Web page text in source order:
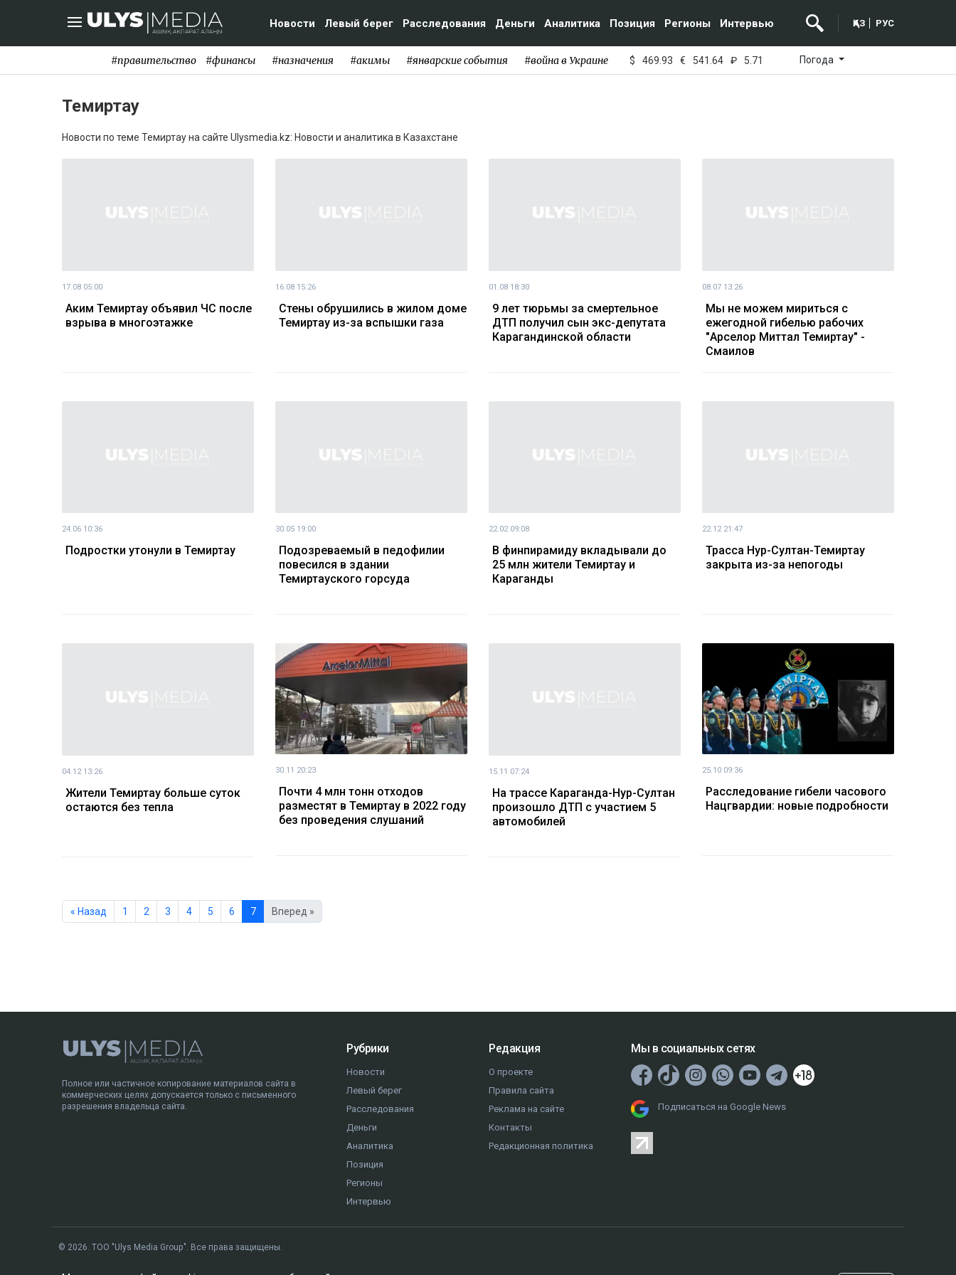
Новости Левый берег Расследования Деньги Аналитика Позиция Регионы Интервью ҚАЗ РУС
#правительство #финансы #назначения #акимы #январские события #война в Украине $ 469.93 € 541.64 ₽ 5.71 Погода
Темиртау
Новости по теме Темиртау на сайте Ulysmedia.kz: Новости и аналитика в Казахстане
17.08 05:00
Аким Темиртау объявил ЧС после
взрыва в многоэтажке
16.08 15:26
Стены обрушились в жилом доме
Темиртау из-за вспышки газа
01.08 18:30
9 лет тюрьмы за смертельное
ДТП получил сын экс-депутата
Карагандинской области
08.07 13:26
Мы не можем мириться с
ежегодной гибелью рабочих
"Арселор Миттал Темиртау" -
Смаилов
24.06 10:36
Подростки утонули в Темиртау
30.05 19:00
Подозреваемый в педофилии
повесился в здании
Темиртауского горсуда
22.02 09:08
В финпирамиду вкладывали до
25 млн жители Темиртау и
Караганды
22.12 21:47
Трасса Нур-Султан-Темиртау
закрыта из-за непогоды
04.12 13:26
Жители Темиртау больше суток
остаются без тепла
30.11 20:23
Почти 4 млн тонн отходов
разместят в Темиртау в 2022 году
без проведения слушаний
15.11 07:24
На трассе Караганда-Нур-Султан
произошло ДТП с участием 5
автомобилей
25.10 09:36
Расследование гибели часового
Нацгвардии: новые подробности
« Назад 1 2 3 4 5 6 7 Вперед »
Полное или частичное копирование материалов сайта в
коммерческих целях допускается только с письменного
разрешения владельца сайта.
Рубрики
Новости
Левый берег
Расследования
Деньги
Аналитика
Позиция
Регионы
Интервью
Редакция
О проекте
Правила сайта
Реклама на сайте
Контакты
Редакционная политика
Мы в социальных сетях
Подписаться на Google News
© 2026. ТОО "Ulys Media Group". Все права защищены.